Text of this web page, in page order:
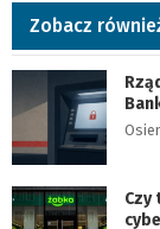
Zobacz
Czy